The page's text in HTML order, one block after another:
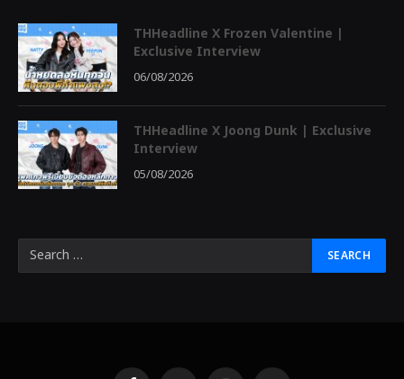
THHeadline X Frozen Valentine |
Exclusive Interview
06/08/2026
THHeadline X Joong Dunk | Exclusive
Interview
05/08/2026